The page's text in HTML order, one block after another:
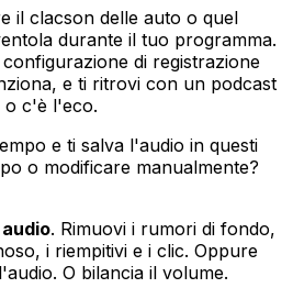
il clacson delle auto o quel
durante il tuo programma.
di registrazione
e ti ritrovi con un podcast
o c'è l'eco.
e ti salva l'audio in questi
o modificare manualmente?
. Rimuovi i rumori di fondo,
i riempitivi e i clic. Oppure
O bilancia il volume.